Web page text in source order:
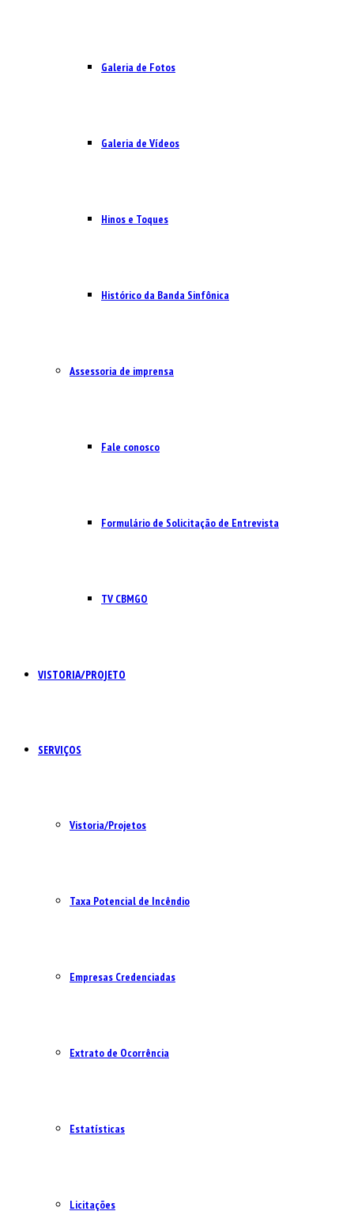
Galeria de Fotos
Galeria de Vídeos
Hinos e Toques
Histórico da Banda Sinfônica
Assessoria de imprensa
Fale conosco
Formulário de Solicitação de Entrevista
TV CBMGO
VISTORIA/PROJETO
SERVIÇOS
Vistoria/Projetos
Taxa Potencial de Incêndio
Empresas Credenciadas
Extrato de Ocorrência
Estatísticas
Licitações